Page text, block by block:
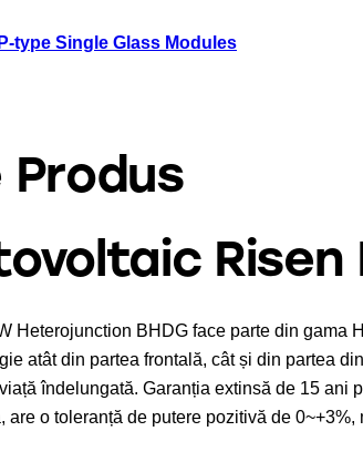
type Single Glass Modules
Produs
Risen
Heterojunction BHDG face parte din
atât din partea frontală, cât și din partea
îndelungată. Garanția extinsă de 15
are o toleranță de putere pozitivă de